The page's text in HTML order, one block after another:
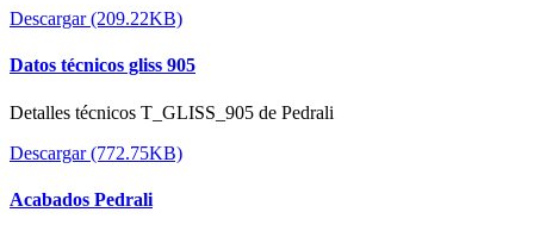
Descargar (209.22KB)
Datos técnicos gliss 905
Detalles técnicos T_GLISS_905 de Pedrali
Descargar (772.75KB)
Acabados Pedrali